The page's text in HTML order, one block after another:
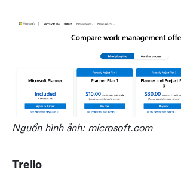
Nguồn hình ảnh: microsoft.com
Trello